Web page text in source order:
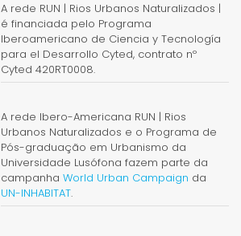
A rede RUN | Rios Urbanos Naturalizados |
é financiada pelo Programa
Iberoamericano de Ciencia y Tecnología
para el Desarrollo Cyted, contrato nº
Cyted 420RT0008.
A rede Ibero-Americana RUN | Rios
Urbanos Naturalizados e o Programa de
Pós-graduação em Urbanismo da
Universidade Lusófona fazem parte da
campanhaWorld Urban Campaign da
UN-INHABITAT.